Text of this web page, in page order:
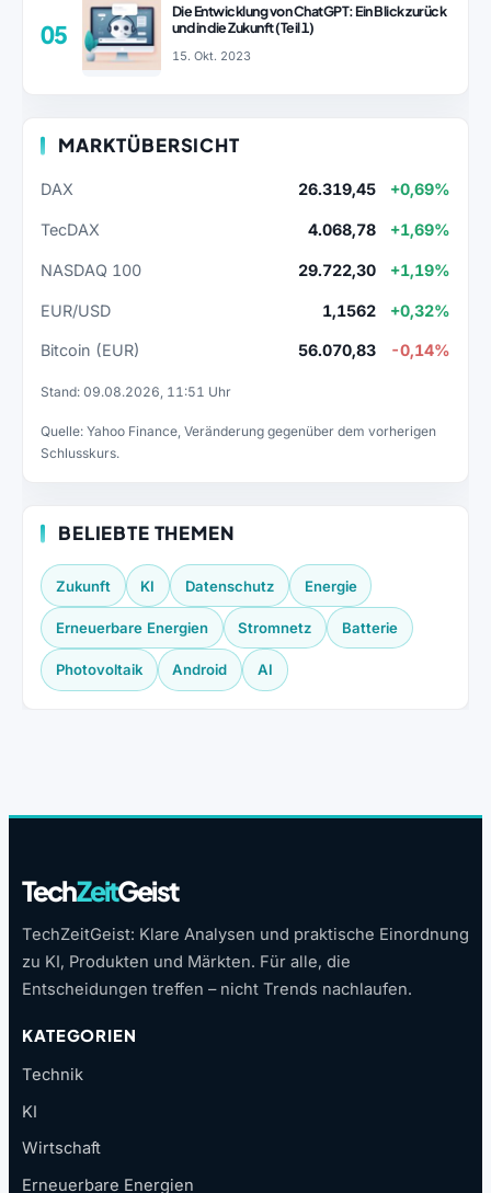
05
Die Entwicklung von ChatGPT: Ein Blick zurück
und in die Zukunft (Teil 1)
15. Okt. 2023
MARKTÜBERSICHT
DAX 26.319,45 +0,69%
TecDAX 4.068,78 +1,69%
NASDAQ 100 29.722,30 +1,19%
EUR/USD 1,1562 +0,32%
Bitcoin (EUR) 56.070,83 -0,14%
Stand: 09.08.2026, 11:51 Uhr
Quelle: Yahoo Finance, Veränderung gegenüber dem vorherigen
Schlusskurs.
BELIEBTE THEMEN
Zukunft KI Datenschutz Energie
Erneuerbare Energien Stromnetz Batterie
Photovoltaik Android AI
TechZeitGeist
TechZeitGeist: Klare Analysen und praktische Einordnung
zu KI, Produkten und Märkten. Für alle, die
Entscheidungen treffen – nicht Trends nachlaufen.
KATEGORIEN
Technik
KI
Wirtschaft
Erneuerbare Energien